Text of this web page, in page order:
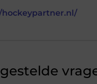
hockeypartner.nl/